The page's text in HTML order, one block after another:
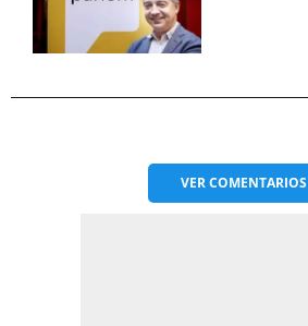
VERCOMENTARIOS